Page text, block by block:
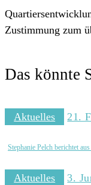
Zustimmung zum
Das könnte
Aktuelles 21.
Stephanie Pelch berichtet
Aktuelles 3.